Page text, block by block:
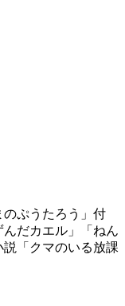
ぷうたろう」付
だカエル」「ねん
「クマのいる放課